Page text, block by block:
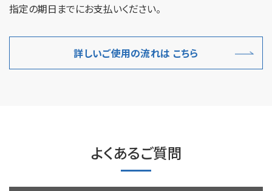
指定の期日までにお支払いください。
詳しいご使用の流れは こちら
よくあるご質問